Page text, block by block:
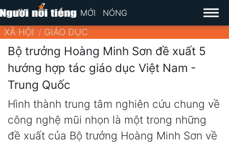
MỚI NÓNG
XÃ HỘI GIÁO DỤC
Bộ trưởng Hoàng Minh Sơn đề xuất 5
hướng hợp tác giáo dục Việt Nam -
Trung Quốc
Hình thành trung tâm nghiên cứu chung về
công nghệ mũi nhọn là một trong những
đề xuất của Bộ trưởng Hoàng Minh Sơn về